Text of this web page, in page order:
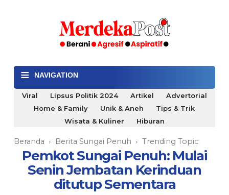
≡ NAVIGATION
Viral Lipsus Politik 2024 Artikel
Advertorial
Home & Family
Unik & Aneh
Tips & Trik
Wisata & Kuliner
Hiburan
Beranda › Berita Sungai Penuh › Trending Topic
Pemkot Sungai Penuh: Mulai
Senin Jembatan Kerinduan
ditutup Sementara